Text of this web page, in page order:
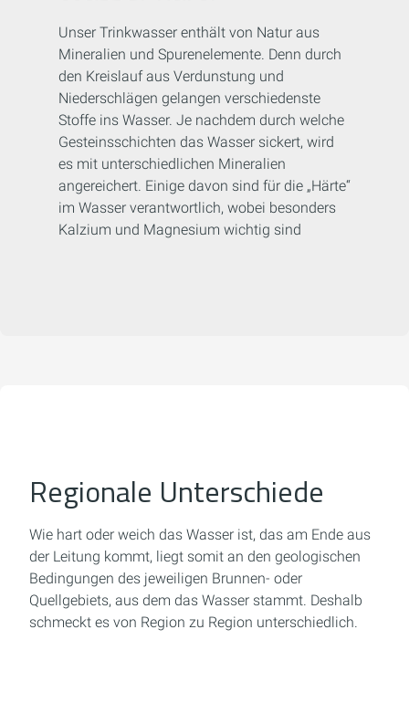
Unser Trinkwasser enthält von Natur aus
Mineralien und Spurenelemente. Denn durch
den Kreislauf aus Verdunstung und
Niederschlägen gelangen verschiedenste
Stoffe ins Wasser. Je nachdem durch welche
Gesteinsschichten das Wasser sickert, wird
es mit unterschiedlichen Mineralien
angereichert. Einige davon sind für die „Härte“
im Wasser verantwortlich, wobei besonders
Kalzium und Magnesium wichtig sind
Regionale Unterschiede
Wie hart oder weich das Wasser ist, das am Ende aus
der Leitung kommt, liegt somit an den geologischen
Bedingungen des jeweiligen Brunnen- oder
Quellgebiets, aus dem das Wasser stammt. Deshalb
schmeckt es von Region zu Region unterschiedlich.